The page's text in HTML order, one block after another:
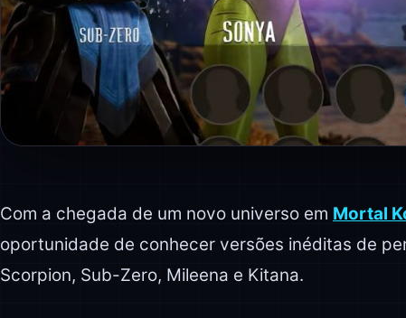
Com a chegada de um novo universo em Mortal
oportunidade de conhecer versões inéditas de
Scorpion, Sub-Zero, Mileena e Kitana.